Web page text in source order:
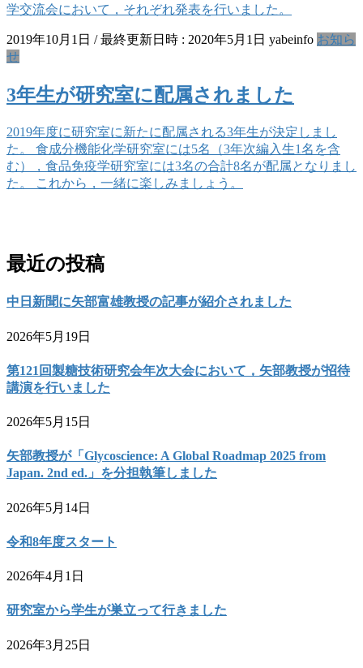
学交流会において，それぞれ発表を行いました。
2019年10月1日 / 最終更新日時 : 2020年5月1日 yabeinfo お知ら
せ
3年生が研究室に配属されました
2019年度に研究室に新たに配属される3年生が決定しまし
た。 食成分機能化学研究室には5名（3年次編入生1名を含
む），食品免疫学研究室には3名の合計8名が配属となりまし
た。 これから，一緒に楽しみましょう。
最近の投稿
中日新聞に矢部富雄教授の記事が紹介されました
2026年5月19日
第121回製糖技術研究会年次大会において，矢部教授が招待
講演を行いました
2026年5月15日
矢部教授が「Glycoscience: A Global Roadmap 2025 from
Japan. 2nd ed.」を分担執筆しました
2026年5月14日
令和8年度スタート
2026年4月1日
研究室から学生が巣立って行きました
2026年3月25日